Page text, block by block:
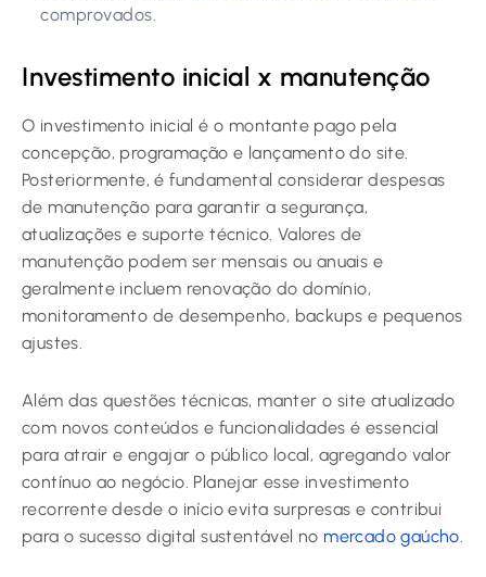
comprovados.
Investimento inicial x manutenção
O investimento inicial é o montante pago pela
concepção, programação e lançamento do site.
Posteriormente, é fundamental considerar despesas
de manutenção para garantir a segurança,
atualizações e suporte técnico. Valores de
manutenção podem ser mensais ou anuais e
geralmente incluem renovação do domínio,
monitoramento de desempenho, backups e pequenos
ajustes.
Além das questões técnicas, manter o site atualizado
com novos conteúdos e funcionalidades é essencial
para atrair e engajar o público local, agregando valor
contínuo ao negócio. Planejar esse investimento
recorrente desde o início evita surpresas e contribui
para o sucesso digital sustentável no mercado gaúcho.